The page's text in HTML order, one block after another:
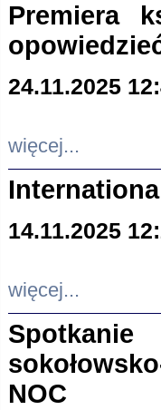
Premiera
24.11.2025
więcej...
14.11.2025
więcej...
NOC